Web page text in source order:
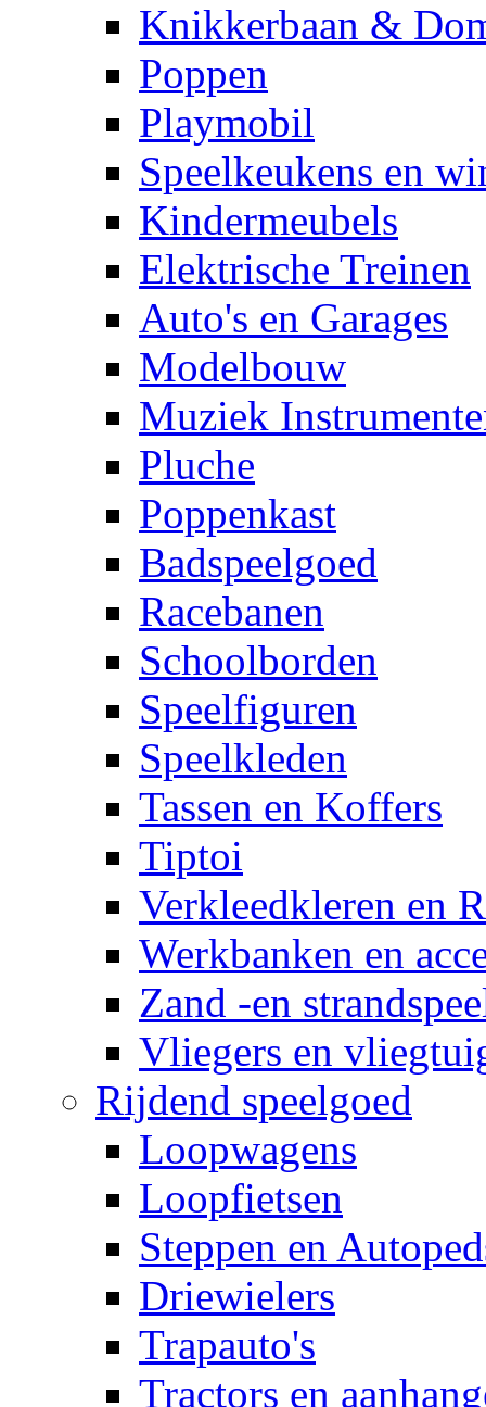
Knikkerbaan &
Poppen
Playmobil
Speelkeukens en
Kindermeubels
Elektrische Treinen
Auto's en Garages
Modelbouw
Muziek
Pluche
Poppenkast
Badspeelgoed
Racebanen
Schoolborden
Speelfiguren
Speelkleden
Tassen en Koffers
Tiptoi
Verkleedkleren en
Werkbanken en
Zand -en
Vliegers en
Rijdend speelgoed
Loopwagens
Loopfietsen
Steppen en
Driewielers
Trapauto's
Tractors en